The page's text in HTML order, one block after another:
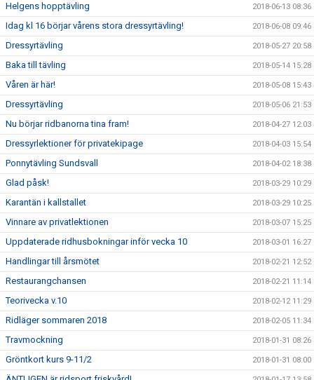
Helgens hopptävling 2018-06-13 08:36
Idag kl 16 börjar vårens stora dressyrtävling! 2018-06-08 09:46
Dressyrtävling 2018-05-27 20:58
Baka till tävling 2018-05-14 15:28
Våren är här! 2018-05-08 15:43
Dressyrtävling 2018-05-06 21:53
Nu börjar ridbanorna tina fram! 2018-04-27 12:03
Dressyrlektioner för privatekipage 2018-04-03 15:54
Ponnytävling Sundsvall 2018-04-02 18:38
Glad påsk! 2018-03-29 10:29
Karantän i kallstallet 2018-03-29 10:25
Vinnare av privatlektionen 2018-03-07 15:25
Uppdaterade ridhusbokningar inför vecka 10 2018-03-01 16:27
Handlingar till årsmötet 2018-02-21 12:52
Restaurangchansen 2018-02-21 11:14
Teorivecka v.10 2018-02-12 11:29
Ridläger sommaren 2018 2018-02-05 11:34
Travmockning 2018-01-31 08:26
Gröntkort kurs 9-11/2 2018-01-31 08:00